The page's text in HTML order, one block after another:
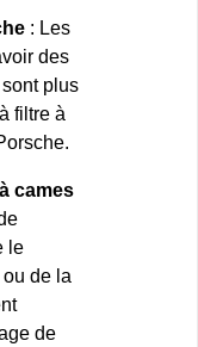
: Les
des
plus
filtre à
cames
le
de la
de